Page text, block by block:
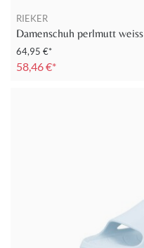
RIEKER
Damenschuh perlmutt weiss
64,95 €*
58,46 €*